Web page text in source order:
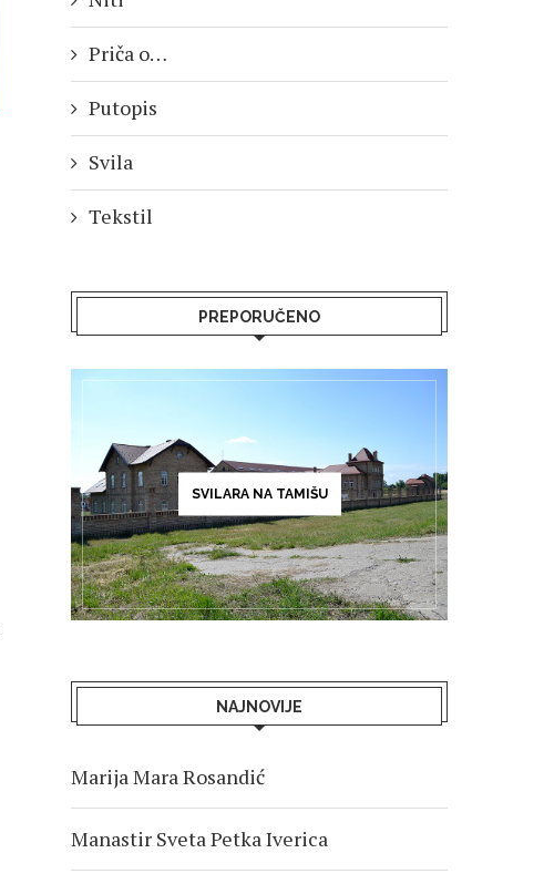
Priča o…
Putopis
Svila
Tekstil
PREPORUČENO
SVILARA NA TAMIŠU
NAJNOVIJE
Marija Mara Rosandić
Manastir Sveta Petka Iverica